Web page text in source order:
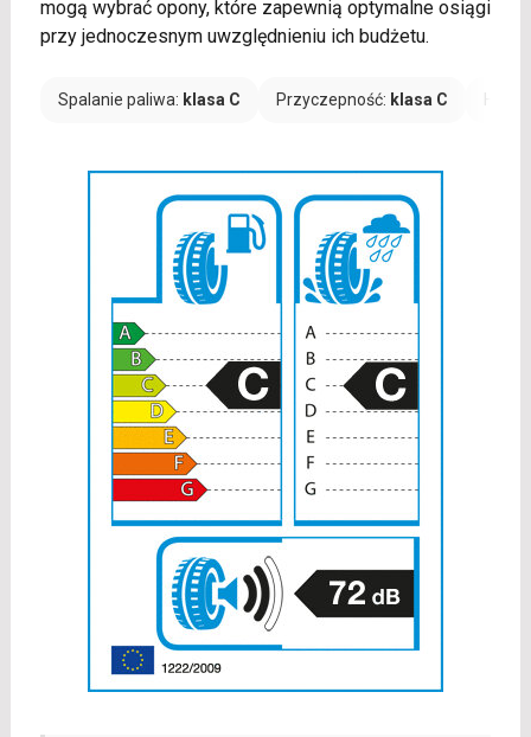
mogą wybrać opony, które zapewnią optymalne osiągi
przy jednoczesnym uwzględnieniu ich budżetu.
Spalanie paliwa: klasa C Przyczepność: klasa C